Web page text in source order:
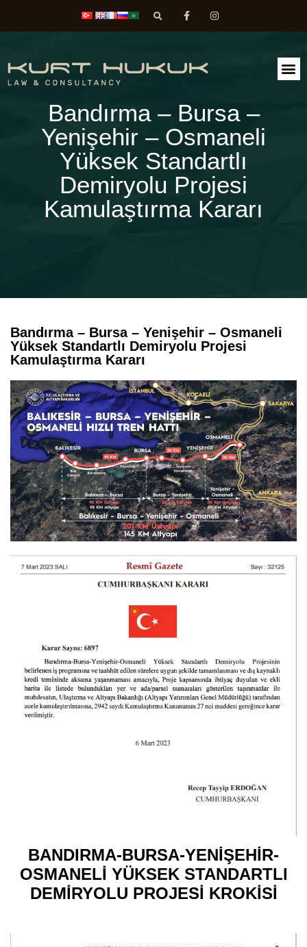
Bandırma – Bursa –
Yenişehir – Osmaneli
Yüksek Standartlı
Demiryolu Projesi
Kamulaştırma Kararı
Bandırma – Bursa – Yenişehir – Osmaneli
Yüksek Standartlı Demiryolu Projesi
Kamulaştırma Kararı
BANDIRMA-BURSA-YENİŞEHİR-
OSMANELİ YÜKSEK STANDARTLI
DEMİRYOLU PROJESİ KROKİSİ